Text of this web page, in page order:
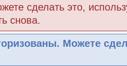
сделать это,
снова.
Можете